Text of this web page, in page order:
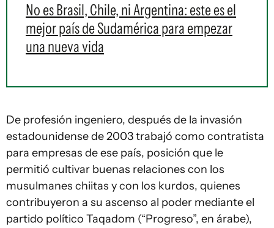
No es Brasil, Chile, ni Argentina: este es el
mejor país de Sudamérica para empezar
una nueva vida
De profesión ingeniero, después de la invasión
estadounidense de 2003 trabajó como contratista
para empresas de ese país, posición que le
permitió cultivar buenas relaciones con los
musulmanes chiitas y con los kurdos, quienes
contribuyeron a su ascenso al poder mediante el
partido político Taqadom (“Progreso”, en árabe),